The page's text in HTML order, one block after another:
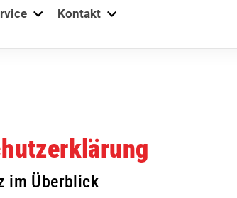
Kontakt
im Überblick